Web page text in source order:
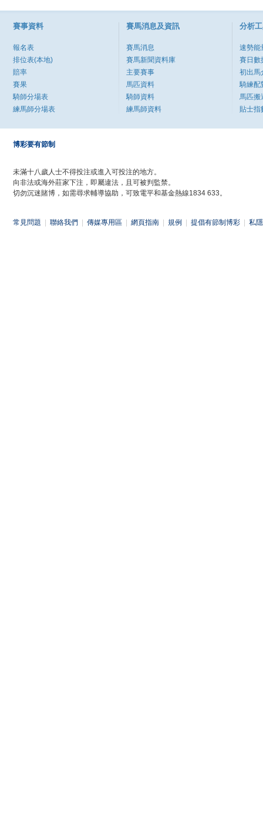
賽事資料
報名表
排位表(本地)
賠率
賽果
騎師分場表
練馬師分場表
賽馬消息及資訊
賽馬消息
賽馬新聞資料庫
主要賽事
馬匹資料
騎師資料
練馬師資料
分析
速勢能
賽日數
初出馬
騎練配
馬匹搬
貼士指
博彩要有節制
未滿十八歲人士不得投注或進入可投注的地方。
向非法或海外莊家下注，即屬違法，且可被判監禁。
切勿沉迷賭博，如需尋求輔導協助，可致電平和基金熱線1834 633。
常見問題 聯絡我們 傳媒專用區 網頁指南 規例 提倡有節制博彩 私